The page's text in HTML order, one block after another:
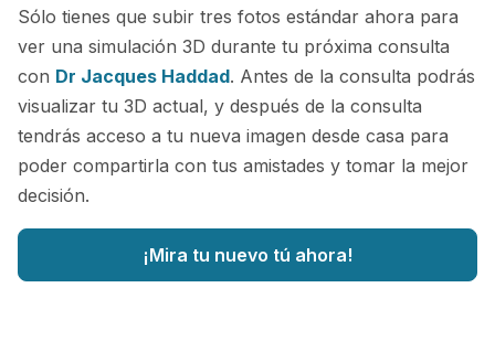
Sólo tienes que subir tres fotos estándar ahora para
ver una simulación 3D durante tu próxima consulta
con Dr Jacques Haddad. Antes de la consulta podrás
visualizar tu 3D actual, y después de la consulta
tendrás acceso a tu nueva imagen desde casa para
poder compartirla con tus amistades y tomar la mejor
decisión.
¡Mira tu nuevo tú ahora!